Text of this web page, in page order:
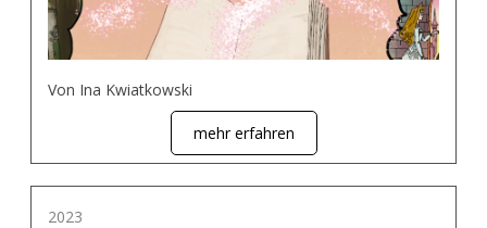
Von Ina Kwiatkowski
mehr erfahren
2023